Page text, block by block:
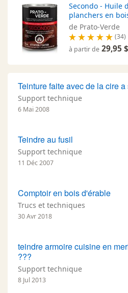
Secondo - Huile
planchers en
de Prato-Verde
(34)
à partir de 29,95 $
Teinture faite avec de la cire
Support technique
6 Mai 2008
Teindre au fusil
Support technique
11 Déc 2007
Comptoir en bois d'érable
Trucs et techniques
30 Avr 2018
teindre armoire cuisine en
???
Support technique
8 Jul 2013